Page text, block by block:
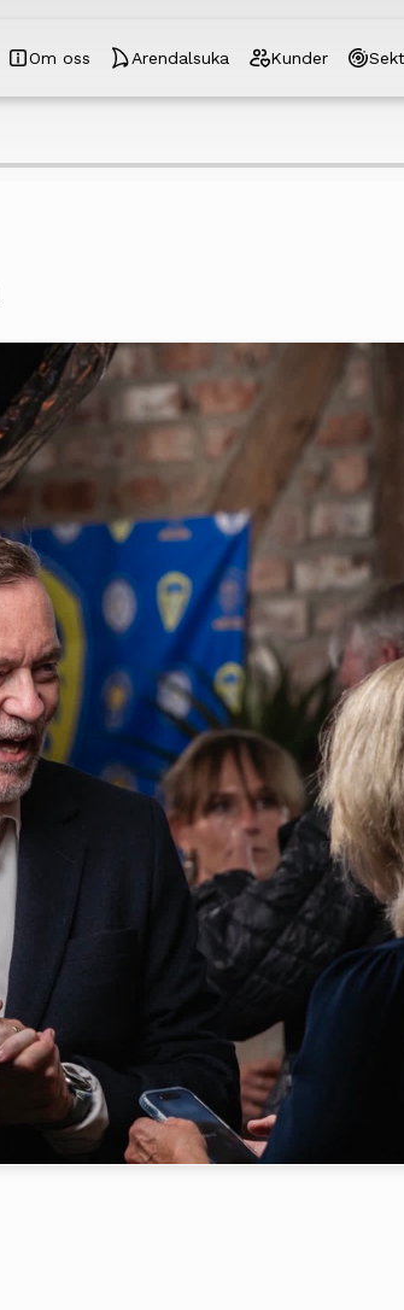
Om oss Arendalsuka Kunder